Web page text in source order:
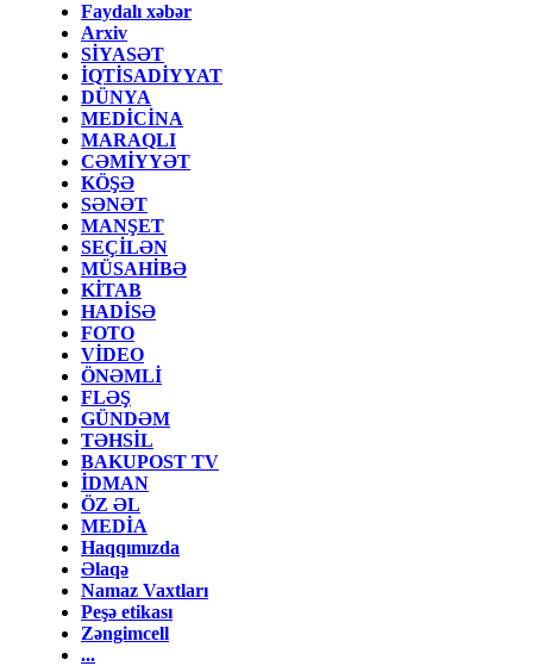
Faydalı xəbər
Arxiv
SİYASƏT
İQTİSADİYYAT
DÜNYA
MEDİCİNA
MARAQLI
CƏMİYYƏT
KÖŞƏ
SƏNƏT
MANŞET
SEÇİLƏN
MÜSAHİBƏ
KİTAB
HADİSƏ
FOTO
VİDEO
ÖNƏMLİ
FLƏŞ
GÜNDƏM
TƏHSİL
BAKUPOST TV
İDMAN
ÖZ ƏL
MEDİA
Haqqımızda
Əlaqə
Namaz Vaxtları
Peşə etikası
Zəngimcell
...